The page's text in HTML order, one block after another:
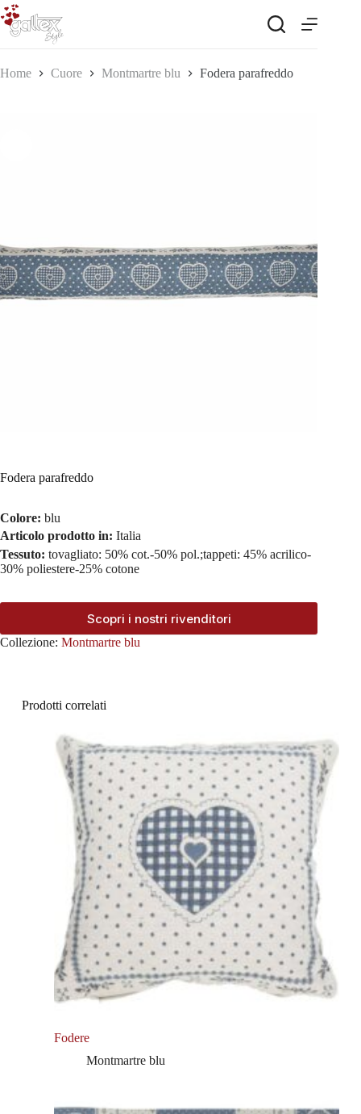
Salta
al
contenuto
Home Cuore Montmartre blu Fodera parafreddo
Fodera parafreddo
Colore: blu
Articolo prodotto in: Italia
Tessuto: tovagliato: 50% cot.-50% pol.;tappeti: 45% acrilico-
30% poliestere-25% cotone
Scopri i nostri rivenditori
Collezione: Montmartre blu
Prodotti correlati
Fodere
Montmartre blu